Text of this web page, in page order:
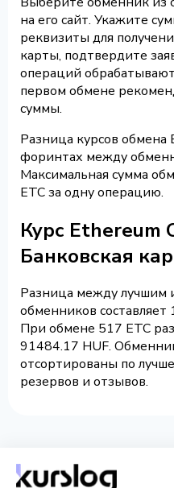
на его сайт. Укажите
реквизиты для
карты, подтвердите
операций
первом обмене
суммы.
Разница курсов обмена
форинтах между
Максимальная сумма
ETC за одну операцию.
Курс Ethereum
Банковская
Разница между лучшим
обменников
При обмене 517 ETC
91484.17 HUF.
отсортированы по
резервов и отзывов.